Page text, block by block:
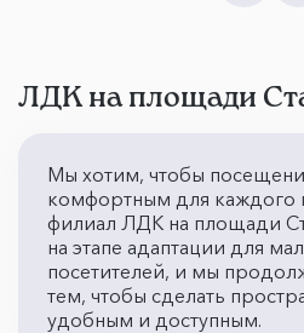
ЛДК на площади
Мы хотим, чтобы
комфортным для каждого
филиал ЛДК на площади
на этапе адаптации для
посетителей, и мы
тем, чтобы сделать
удобным и доступным.